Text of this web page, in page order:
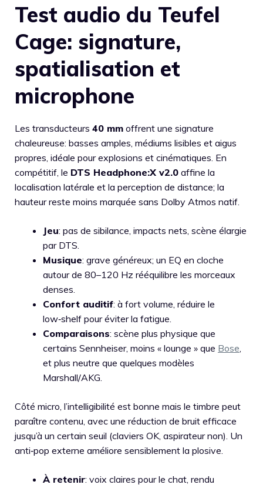
Test audio du Teufel
Cage: signature,
spatialisation et
microphone
Les transducteurs 40 mm offrent une signature
chaleureuse: basses amples, médiums lisibles et aigus
propres, idéale pour explosions et cinématiques. En
compétitif, le DTS Headphone:X v2.0 affine la
localisation latérale et la perception de distance; la
hauteur reste moins marquée sans Dolby Atmos natif.
Jeu: pas de sibilance, impacts nets, scène élargie
par DTS.
Musique: grave généreux; un EQ en cloche
autour de 80–120 Hz rééquilibre les morceaux
denses.
Confort auditif: à fort volume, réduire le
low‑shelf pour éviter la fatigue.
Comparaisons: scène plus physique que
certains Sennheiser, moins « lounge » que Bose
et plus neutre que quelques modèles
Marshall/AKG.
Côté micro, l’intelligibilité est bonne mais le timbre peut
paraître contenu, avec une réduction de bruit efficace
jusqu’à un certain seuil (claviers OK, aspirateur non). Un
anti‑pop externe améliore sensiblement la plosive.
À retenir: voix claires pour le chat, rendu